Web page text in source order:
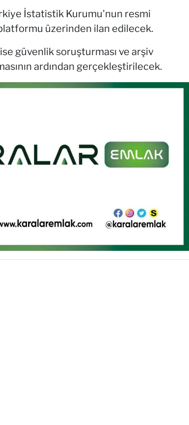
İstatistik Kurumu'nun resmi
üzerinden ilan edilecek.
ise güvenlik soruşturması ve arşiv
ardından gerçekleştirilecek.